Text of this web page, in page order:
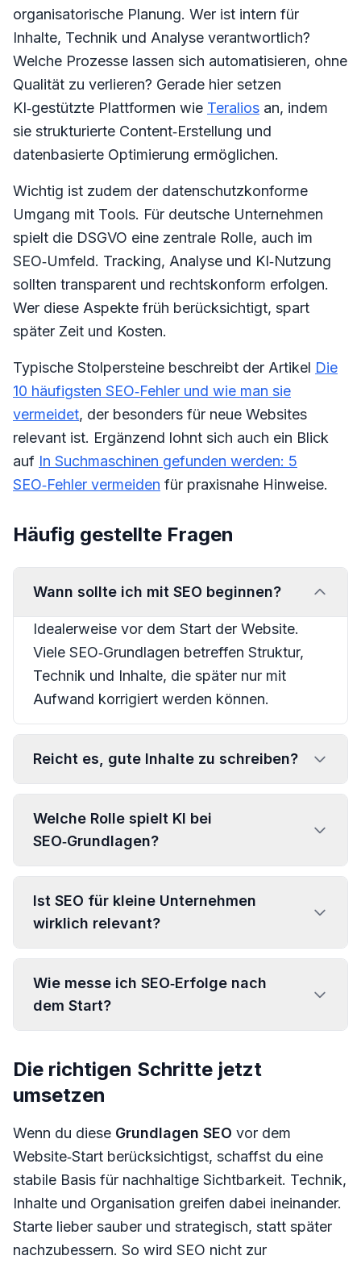
organisatorische Planung. Wer ist intern für
Inhalte, Technik und Analyse verantwortlich?
Welche Prozesse lassen sich automatisieren, ohne
Qualität zu verlieren? Gerade hier setzen
KI‑gestützte Plattformen wie Teralios an, indem
sie strukturierte Content‑Erstellung und
datenbasierte Optimierung ermöglichen.
Wichtig ist zudem der datenschutzkonforme
Umgang mit Tools. Für deutsche Unternehmen
spielt die DSGVO eine zentrale Rolle, auch im
SEO‑Umfeld. Tracking, Analyse und KI‑Nutzung
sollten transparent und rechtskonform erfolgen.
Wer diese Aspekte früh berücksichtigt, spart
später Zeit und Kosten.
Typische Stolpersteine beschreibt der Artikel Die
10 häufigsten SEO‑Fehler und wie man sie
vermeidet, der besonders für neue Websites
relevant ist. Ergänzend lohnt sich auch ein Blick
auf In Suchmaschinen gefunden werden: 5
SEO‑Fehler vermeiden für praxisnahe Hinweise.
Häufig gestellte Fragen
Wann sollte ich mit SEO beginnen?
Idealerweise vor dem Start der Website.
Viele SEO‑Grundlagen betreffen Struktur,
Technik und Inhalte, die später nur mit
Aufwand korrigiert werden können.
Reicht es, gute Inhalte zu schreiben?
Welche Rolle spielt KI bei
SEO‑Grundlagen?
Ist SEO für kleine Unternehmen
wirklich relevant?
Wie messe ich SEO‑Erfolge nach
dem Start?
Die richtigen Schritte jetzt
umsetzen
Wenn du diese Grundlagen SEO vor dem
Website‑Start berücksichtigst, schaffst du eine
stabile Basis für nachhaltige Sichtbarkeit. Technik,
Inhalte und Organisation greifen dabei ineinander.
Starte lieber sauber und strategisch, statt später
nachzubessern. So wird SEO nicht zur